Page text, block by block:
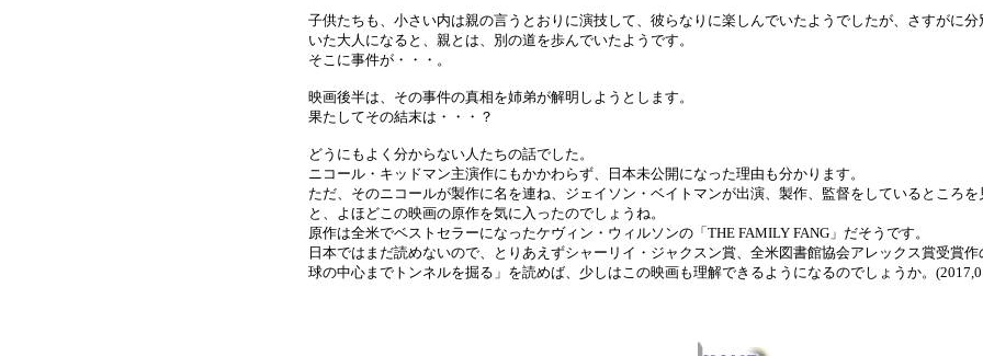
子供たちも、小さい内は親の言うとおりに演技して、彼らなりに楽しんでいたようでしたが、さすがに分
いた大人になると、親とは、別の道を歩んでいたようです。
そこに事件が・・・。
映画後半は、その事件の真相を姉弟が解明しようとします。
果たしてその結末は・・・？
どうにもよく分からない人たちの話でした。
ニコール・キッドマン主演作にもかかわらず、日本未公開になった理由も分かります。
ただ、そのニコールが製作に名を連ね、ジェイソン・ベイトマンが出演、製作、監督をしているところを
と、よほどこの映画の原作を気に入ったのでしょうね。
原作は全米でベストセラーになったケヴィン・ウィルソンの「THE FAMILY FANG」だそうです。
日本ではまだ読めないので、とりあえずシャーリイ・ジャクスン賞、全米図書館協会アレックス賞受賞作
球の中心までトンネルを掘る」を読めば、少しはこの映画も理解できるようになるのでしょうか。